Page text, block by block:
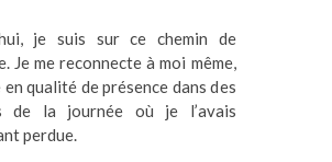
je suis sur ce chemin de
Je me reconnecte à moi même,
qualité de présence dans des
de la journée où je l’avais
perdue.